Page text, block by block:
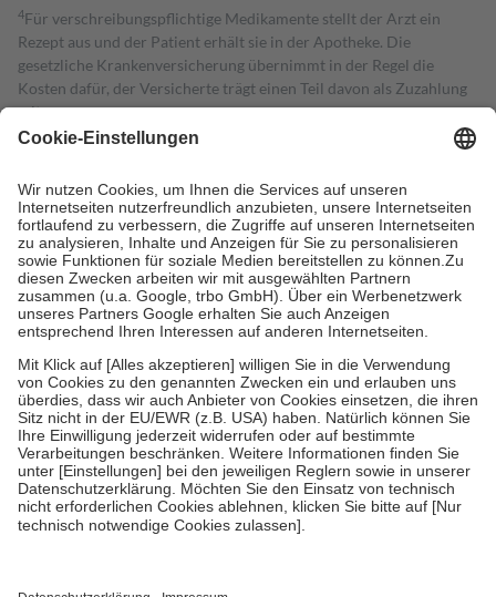
4Für verschreibungspflichtige Medikamente stellt der Arzt ein
Rezept aus und der Patient erhält sie in der Apotheke. Die
gesetzliche Krankenversicherung übernimmt in der Regel die
Kosten dafür, der Versicherte trägt einen Teil davon als Zuzahlung
mit.
Grundsätzlich leisten Mitglieder Zuzahlungen in Höhe von zehn
höchstens zehn Euro.
Es sind jedoch nie mehr als die tatsächlichen
Kosten der Leistung zu entrichten.
Diese Regeln gelten grundsätzlich auch für Online-Apotheken.
Bei Heilmitteln und häuslicher Krankenpflege beträgt die
Zuzahlung zehn Prozent der Kosten sowie zehn Euro je
Verordnung.
Um das Engagement der Versicherten für ihre eigene Gesundheit zu
stärken und die besondere Stellung der Familie zu unterstützen,
fallenkeine Zuzahlungenan bei:
• Kindern und Jugendlichen bis zum vollendeten 18. Lebensjahr
mit Ausnahme der Fahrkosten
• Untersuchungen zur Vorsorge und Früherkennung, die von der
GKV getragen werden
• empfohlenen Schutzimpfungen
• Harn- und Blutteststreifen